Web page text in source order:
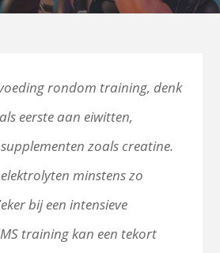
rondom training, denk
eerste aan eiwitten,
zoals creatine.
minstens zo
bij een intensieve
training kan een tekort